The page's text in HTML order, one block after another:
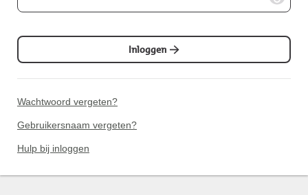
Inloggen
Wachtwoord vergeten?
Gebruikersnaam vergeten?
Hulp bij inloggen